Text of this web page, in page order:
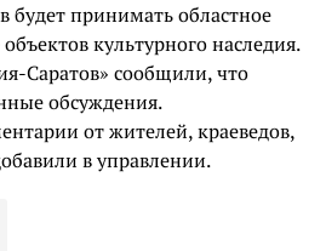
будет принимать областное
культурного наследия.
Саратов» сообщили, что
обсуждения.
от жителей, краеведов,
в управлении.